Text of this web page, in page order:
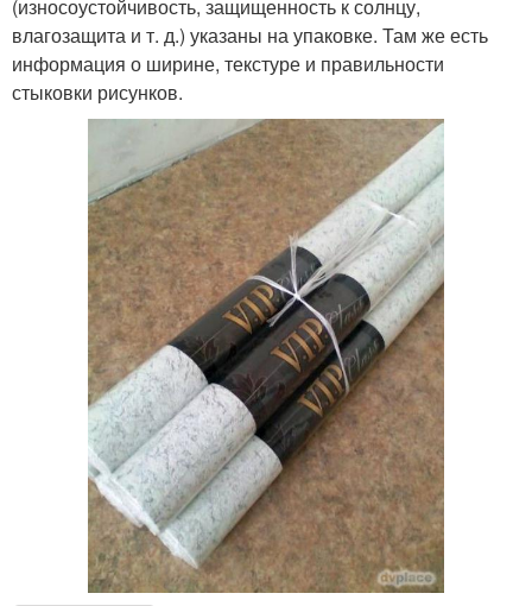
(износоустойчивость, защищенность к солнцу,
влагозащита и т. д.) указаны на упаковке. Там же есть
информация о ширине, текстуре и правильности
стыковки рисунков.